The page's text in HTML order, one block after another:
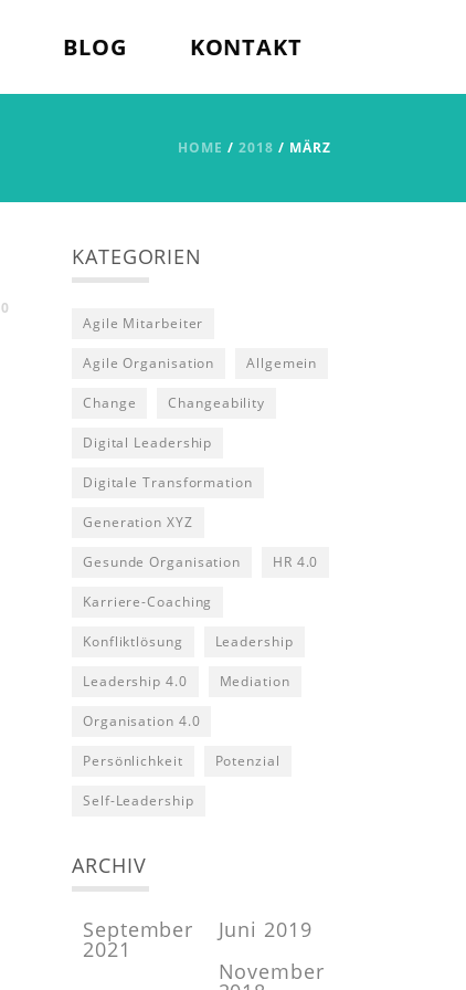
BLOG KONTAKT
HOME / 2018 / MÄRZ
0
KATEGORIEN
Agile Mitarbeiter
Agile Organisation Allgemein
Change Changeability
Digital Leadership
Digitale Transformation
Generation XYZ
Gesunde Organisation HR 4.0
Karriere-Coaching
Konfliktlösung Leadership
Leadership 4.0 Mediation
Organisation 4.0
Persönlichkeit Potenzial
Self-Leadership
ARCHIV
September
2021
Juni 2019
November